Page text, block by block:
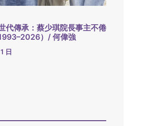
代傳承：蔡少琪院長事主不倦
）/ 何偉強
日